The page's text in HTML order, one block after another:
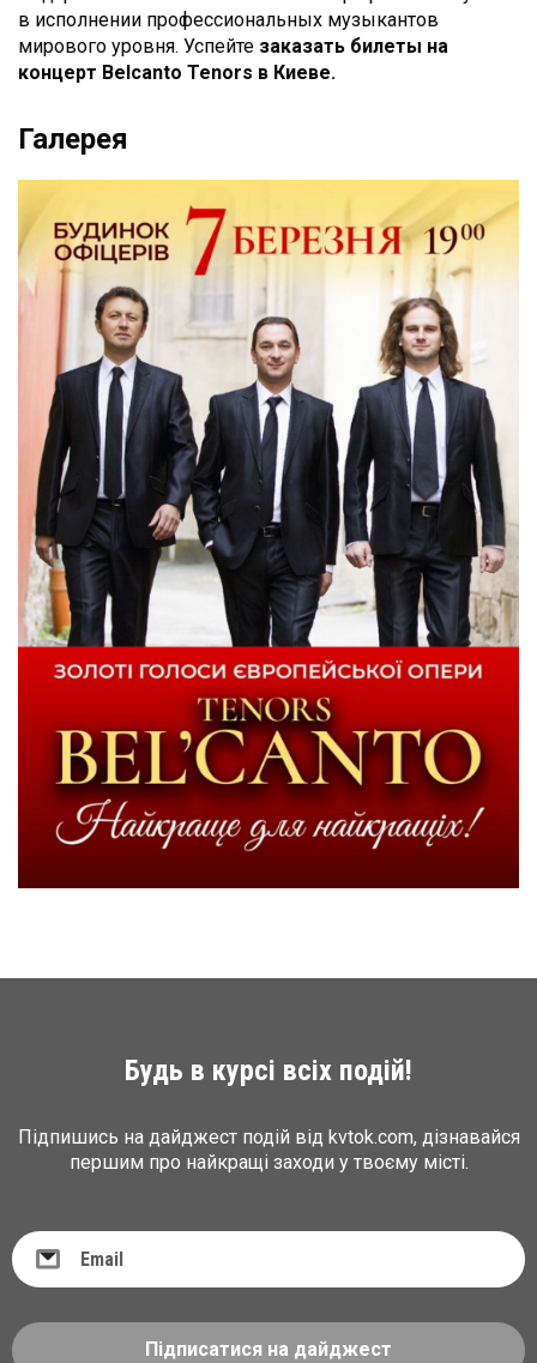
в исполнении профессиональных музыкантов
мирового уровня. Успейте заказать билеты на
концерт Belcanto Tenors в Киеве.
Галерея
Будь в курсі всіх подій!
Підпишись на дайджест подій від kvtok.com, дізнавайся
першим про найкращі заходи у твоєму місті.
Підписатися на дайджест